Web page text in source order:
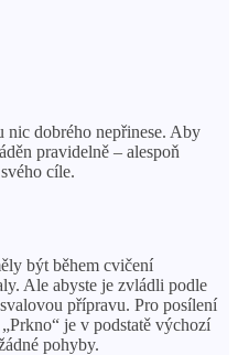
nic dobrého nepřinese. Aby
pravidelně – alespoň
cíle.
být během cvičení
Ale abyste je zvládli podle
přípravu. Pro posílení
je v podstatě výchozí
pohyby.